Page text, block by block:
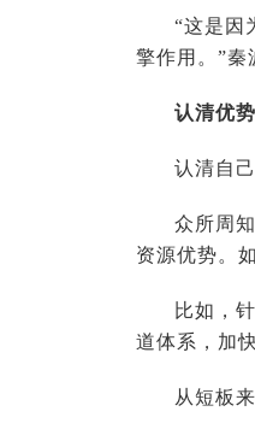
“这是因
擎作用。”秦
认清优
认清自
众所周
资源优势。
比如，
道体系，加
从短板